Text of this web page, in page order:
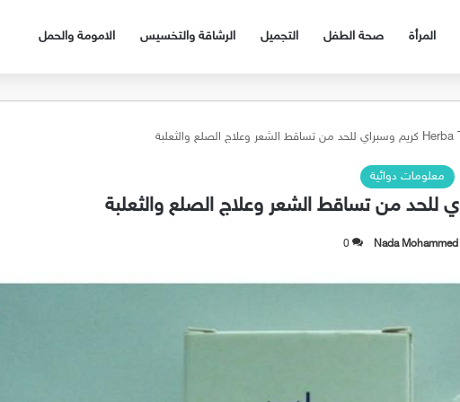
المرأة صحة الطفل التجميل الرشاقة والتخسيس الامومة والحمل
معلومات دوائية
Nada Mohammed
0